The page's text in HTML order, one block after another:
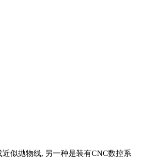
似抛物线, 另一种是装有CNC数控系